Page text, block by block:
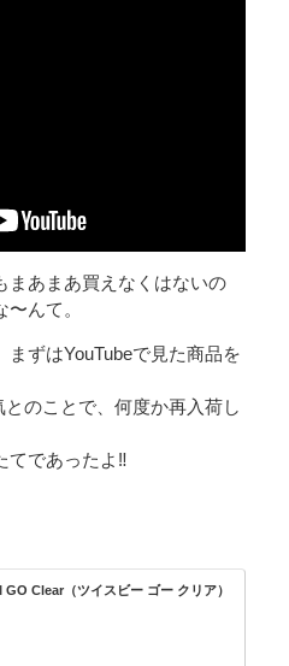
まあまあ買えなくはないの
んて。
ずはYouTubeで見た商品を
のことで、何度か再入荷し
てであったよ‼️
GO Clear（ツイスビー ゴー クリア）